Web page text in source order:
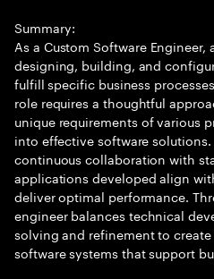
Summary:
As a Custom Software
designing, building, and
fulfill specific business
role requires a thoughtful
unique requirements of various
into effective software
continuous collaboration with
applications developed align
deliver optimal performance.
engineer balances technical
solving and refinement to
software systems that support